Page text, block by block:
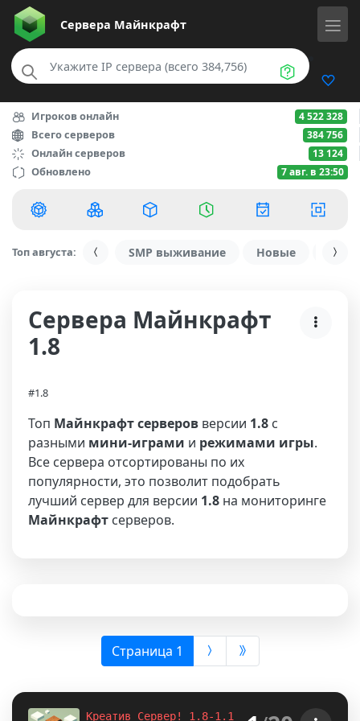
Сервера Майнкрафт
Игроков онлайн 4 522 328
Всего серверов 384 756
Онлайн серверов 13 124
Обновлено 7 авг. в 23:50
Топ августа: SMP выживание Новые С
Сервера Майнкрафт
1.8
#1.8
Топ Майнкрафт серверов версии 1.8 с
разными мини-играми и режимами игры.
Все сервера отсортированы по их
популярности, это позволит подобрать
лучший сервер для версии 1.8 на мониторинге
Майнкрафт серверов.
Страница 1 (выбрана)
Креатив Сервер! 1.8-1.12.2-1.16.5-
1.18.2